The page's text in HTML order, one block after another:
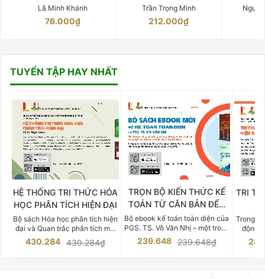
Lã Minh Khánh
76.000₫
Trần Trọng Minh
212.000₫
TUYỂN TẬP HAY NHẤT
HỆ THỐNG TRI THỨC HÓA
HỌC PHÂN TÍCH HIỆN ĐẠI
Bộ sách Hóa học phân tích hiện
đại và Quan trắc phân tích môi
trường của Cố Giáo sư, Tiến sĩ
Phạm Luận là một trong những
430.284 430.284₫
TRỌN BỘ KIẾN THỨC KẾ
TOÁN TỪ CĂN BẢN ĐẾN
CHUYÊN SÂU
Bộ ebook kế toán toàn diện của
PGS. TS. Võ Văn Nhị – một trong
những chuyên gia hàng đầu,
giàu kinh nghiệm trong lĩnh vực
239.648 239.648₫
TRI
Trong
động
việc
tế và